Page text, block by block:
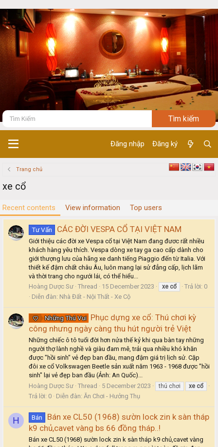
Đăng nhập Đăng ký
Trang chủ
xe cổ
Recent contents View information Top users
Tư Vấn CÁC ĐỜI VESPA CỔ TẠI VIỆT NAM
Giới thiệu các đời xe Vespa cổ tại Việt Nam đang đươc rất nhiều
khách hàng yêu thích. Vespa dòng xe tay ga cao cấp dành cho
giới thượng lưu của hãng xe danh tiếng Piaggio đến từ Italia. Với
thiết kế đậm chất châu Âu, luôn mang lại sử đẳng cấp, lịch lãm
và thời trang cho ngưới lái, có thể hiểu...
Hoàng Dược Sư Thread 15 December 2023 xe cổ
Trả lời: 0
Diễn đàn: Nhà Đất - Nội Thất - Xe Cộ
Những Thú Vui Phục dựng xe cổ: Thú chơi kỳ
công nhưng ngày càng thu hút người trẻ Việt
Những chiếc ô tô tuổi đời hơn nửa thế kỷ khi qua bàn tay những
người thợ lành nghề và giàu đam mê, trải qua nhiều khó khăn
được "hồi sinh" vẻ đẹp ban đầu, mang đậm giá trị lịch sử. Cặp
đôi xe cổ Volkswagen Beetle sản xuất năm 1963 - 1968 được "hồi
sinh" lại vẻ đẹp ban đầu (Ảnh: An Quốc)...
Hoàng Dược Sư Thread 5 December 2023 thú chơi xe cổ
Trả lời: 0 Diễn đàn: Ăn Chơi - Hưởng Thụ
H Bán
Bán xe CL50 (1968) sườn lock zin k sàn tháp
k9 chủ,cavet vàng bs 66 đồng tháp..!
Bán xe CL50 (1968) sườn lock zin k sàn tháp k9 chủ,cavet vàng